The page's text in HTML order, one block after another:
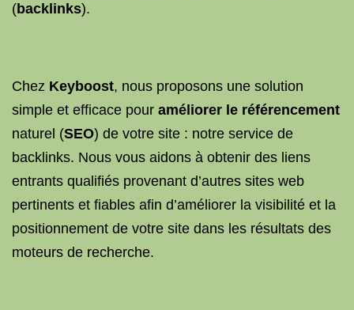
(backlinks).
Chez Keyboost, nous proposons une solution
simple et efficace pour améliorer le référencement
naturel (SEO) de votre site : notre service de
backlinks. Nous vous aidons à obtenir des liens
entrants qualifiés provenant d’autres sites web
pertinents et fiables afin d’améliorer la visibilité et la
positionnement de votre site dans les résultats des
moteurs de recherche.